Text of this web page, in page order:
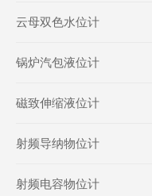
云母双色水位计
锅炉汽包液位计
磁致伸缩液位计
射频导纳物位计
射频电容物位计